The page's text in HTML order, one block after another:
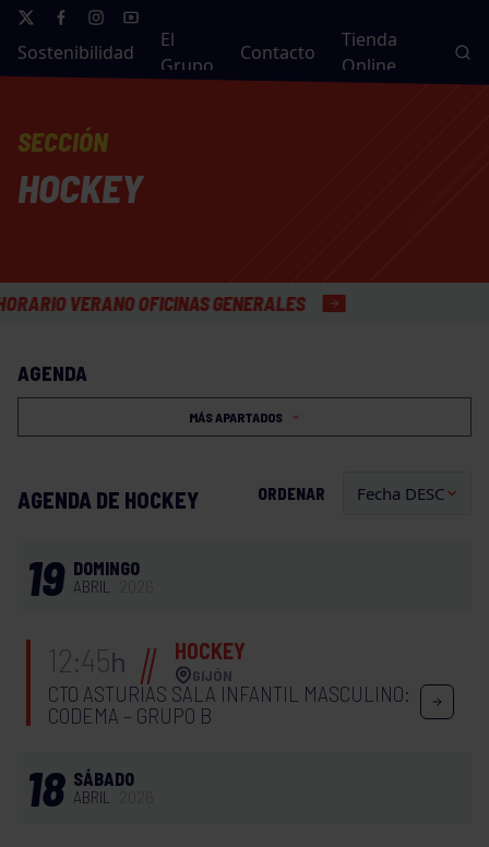
Sostenibilidad
El
Grupo
Contacto
Tienda
Online
SECCIÓN
HOCKEY
VERANO OFICINAS GENERALES
AGENDA
MÁS APARTADOS
AGENDA DE HOCKEY ORDENAR
19 DOMINGO
ABRIL
12:45h HOCKEY
GIJÓN
CTO ASTURIAS SALA INFANTIL MASCULINO:
CODEMA – GRUPO B
18 SÁBADO
ABRIL